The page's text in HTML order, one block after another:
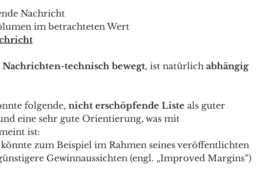
Nachricht
im betrachteten Wert
Nachrichten-technisch bewegt, ist natürlich abhängig
folgende, nicht erschöpfende Liste als guter
eine sehr gute Orientierung, was mit
ist:
zum Beispiel im Rahmen seines veröffentlichten
Gewinnaussichten (engl. „Improved Margins“)